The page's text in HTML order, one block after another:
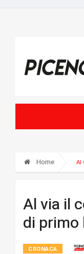
Home Al
Al via il
di primo
CRONACA